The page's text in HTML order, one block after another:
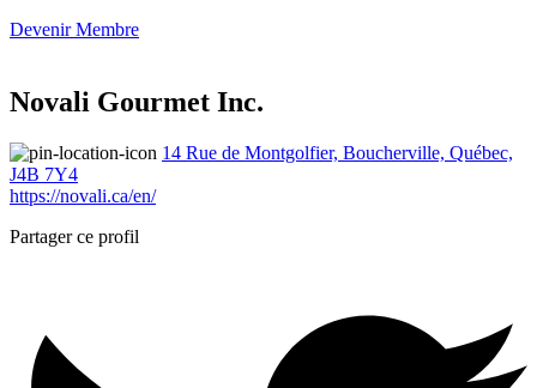
Devenir Membre
Novali Gourmet Inc.
14 Rue de Montgolfier, Boucherville, Québec,
J4B 7Y4
https://novali.ca/en/
Partager ce profil